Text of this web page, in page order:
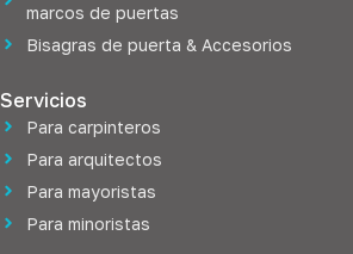
marcos de puertas
Bisagras de puerta & Accesorios
Servicios
Para carpinteros
Para arquitectos
Para mayoristas
Para minoristas